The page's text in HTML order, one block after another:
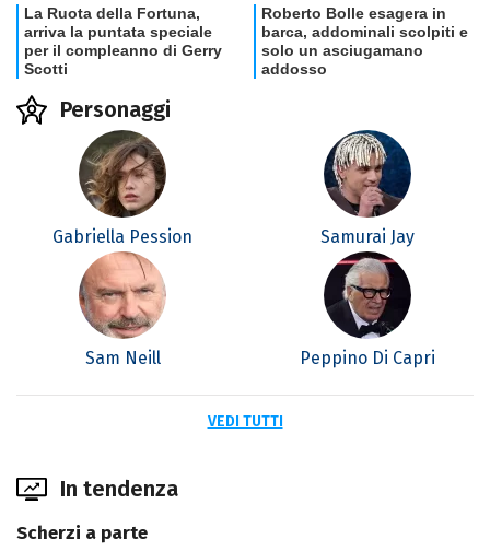
Personaggi
Gabriella Pession Samurai Jay
Sam Neill Peppino Di Capri
VEDI TUTTI
In tendenza
Scherzi a parte